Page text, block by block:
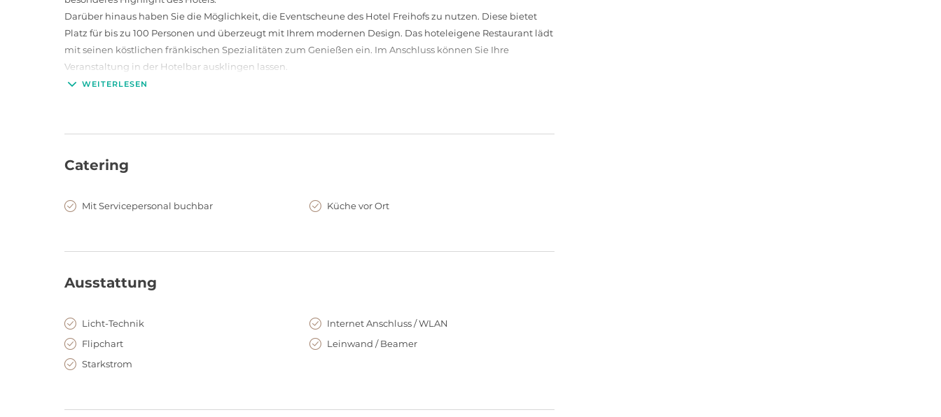
Darüber hinaus haben Sie die Möglichkeit, die Eventscheune des Hotel Freihofs zu nutzen. Diese bietet
Platz für bis zu 100 Personen und überzeugt mit Ihrem modernen Design. Das hoteleigene Restaurant lädt
mit seinen köstlichen fränkischen Spezialitäten zum Genießen ein. Im Anschluss können Sie Ihre
Veranstaltung in der Hotelbar ausklingen lassen.
Das Team des Hotel Freihof freut sich auf Ihren Besuch und berät Sie gerne bei Ihrer
WEITERLESEN
Catering
Mit Servicepersonal buchbar Küche vor Ort
Ausstattung
Licht-Technik
Internet Anschluss / WLAN
Flipchart
Leinwand / Beamer
Starkstrom